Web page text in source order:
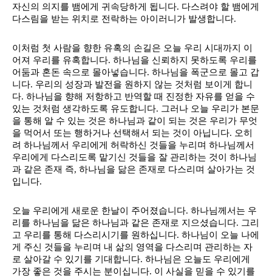
자신의 의지를 뱀에게 귀속당하게 됩니다. 다스려야 할 뱀에게
다스림을 받는 위치로 전락하는 아이러니가 발생합니다.
이처럼 첫 사람을 향한 유혹의 손길은 오늘 우리 시대까지 이
어져 우리를 유혹합니다. 하나님을 신뢰하지 못하도록 우리를
어둠과 혼돈 속으로 몰아넣습니다. 하나님을 폭군으로 몰고 갑
니다. 우리의 성장과 발전을 원하지 않는 것처럼 보이게 합니
다. 하나님을 향해 저항하고 반역할 때 진정한 자유를 얻을 수
있는 것처럼 생각하도록 유도합니다. 그러나 오늘 우리가 본문
을 통해 알 수 있는 것은 하나님과 같이 되는 것은 우리가 무엇
을 먹어서 또는 행하거나 선택해서 되는 것이 아닙니다. 오히
려 하나님께서 우리에게 허락하신 것들을 누리며 하나님께서
우리에게 다스리도록 맡기신 것들을 잘 관리하는 것이 하나님
과 같은 존재 즉, 하나님을 닮은 존재로 다스리며 살아가는 것
입니다.
오늘 우리에게 새로운 한날이 주어졌습니다. 하나님께서는 우
리를 하나님을 닮은 하나님과 같은 존재로 지으셨습니다. 그리
고 우리를 통해 다스리시기를 원하십니다. 하나님이 오늘 나에
게 주신 것들을 누리며 내 삶의 영역을 다스리며 관리하는 자
로 살아갈 수 있기를 기대합니다. 하나님은 오늘도 우리에게
가장 좋은 것을 주시는 분이십니다. 이 사실을 믿을 수 있기를